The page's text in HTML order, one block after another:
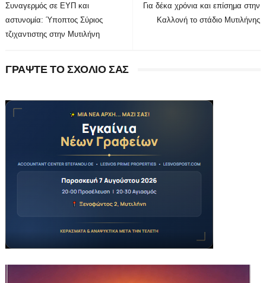
Για δέκα χρόνια και επίσημα στην
Καλλονή το στάδιο Μυτιλήνης
Συναγερμός σε ΕΥΠ και
αστυνομία: Ύποπτος Σύριος
τζιχαντιστης στην Μυτιλήνη
ΓΡΑΨΤΕ ΤΟ ΣΧΟΛΙΟ ΣΑΣ